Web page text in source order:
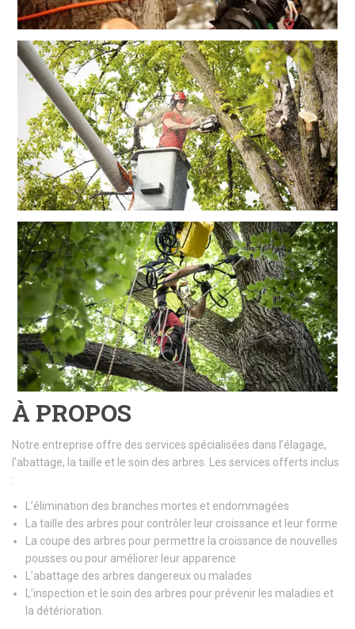
À PROPOS
Notre entreprise offre des services spécialisées dans l’élagage,
l’abattage, la taille et le soin des arbres. Les services offerts inclus
:
L’élimination des branches mortes et endommagées
La taille des arbres pour contrôler leur croissance et leur forme
La coupe des arbres pour permettre la croissance de nouvelles
pousses ou pour améliorer leur apparence
L’abattage des arbres dangereux ou malades
L’inspection et le soin des arbres pour prévenir les maladies et
la détérioration.